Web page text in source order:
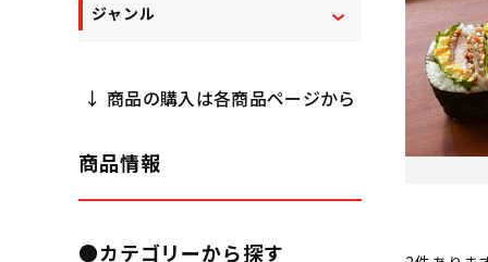
ジャンル
↓ 商品の購入は各商品ページから
商品情報
●カテゴリーから探す